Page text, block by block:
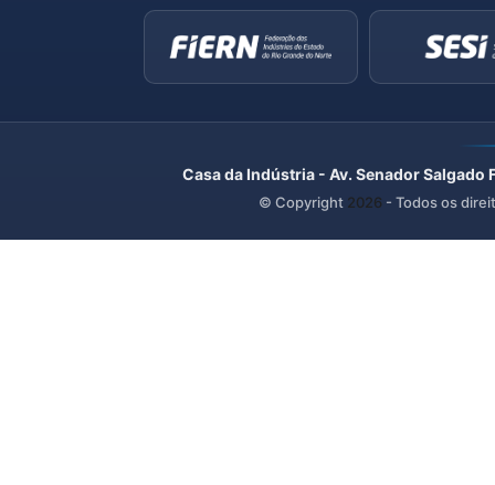
Casa da Indústria - Av. Senador
© Copyright 2026 - Todos os